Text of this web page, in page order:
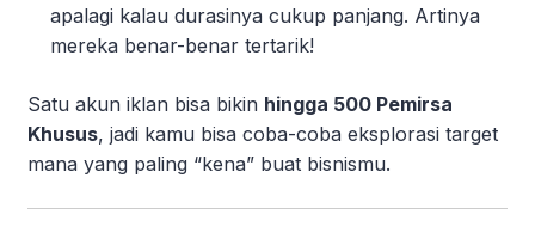
apalagi kalau durasinya cukup panjang. Artinya
mereka benar-benar tertarik!
Satu akun iklan bisa bikin hingga 500 Pemirsa
Khusus, jadi kamu bisa coba-coba eksplorasi target
mana yang paling “kena” buat bisnismu.